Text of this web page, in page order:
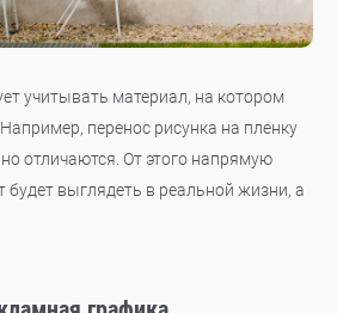
учитывать материал, на котором
перенос рисунка на пленку
отличаются. От этого напрямую
будет выглядеть в реальной жизни, а